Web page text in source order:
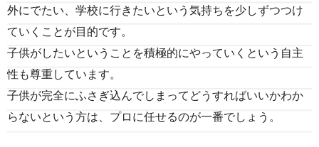
外にでたい、学校に行きたいという気持ちを少しずつつけ
ていくことが目的です。
子供がしたいということを積極的にやっていくという自主
性も尊重しています。
子供が完全にふさぎ込んでしまってどうすればいいかわか
らないという方は、プロに任せるのが一番でしょう。